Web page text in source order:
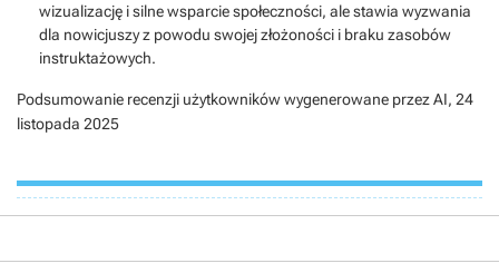
wizualizację i silne wsparcie społeczności, ale stawia wyzwania
dla nowicjuszy z powodu swojej złożoności i braku zasobów
instruktażowych.
Podsumowanie recenzji użytkowników wygenerowane przez AI, 24
listopada 2025